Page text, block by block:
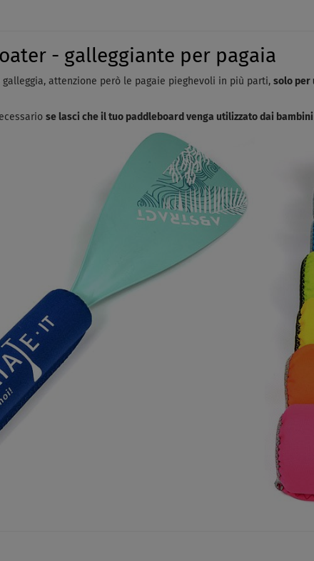
- galleggiante per pagaia
attenzione però le pagaie pieghevoli in più parti, solo per
se lasci che il tuo paddleboard venga utilizzato dai